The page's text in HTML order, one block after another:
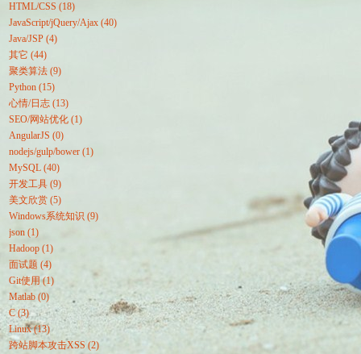
HTML/CSS (18)
JavaScript/jQuery/Ajax (40)
Java/JSP (4)
其它 (44)
聚类算法 (9)
Python (15)
心情/日志 (13)
SEO/网站优化 (1)
AngularJS (0)
nodejs/gulp/bower (1)
MySQL (40)
开发工具 (9)
美文欣赏 (5)
Windows系统知识 (9)
json (1)
Hadoop (1)
面试题 (4)
Git使用 (1)
Matlab (0)
C (3)
Linux (13)
跨站脚本攻击XSS (2)